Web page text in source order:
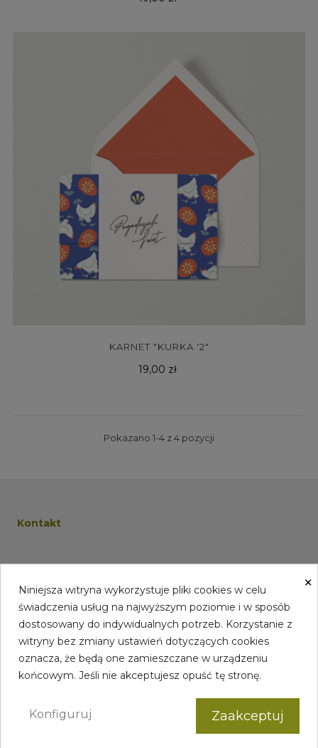
KARNET "KURKA '2"
Cena
19,00 zł
Pokazano 1-4 z 4 pozycji
Kontakt
Informacje
Konto
Copyright © 2021-2022r. PAPEAR. All Rights Reserved
×
Niniejsza witryna wykorzystuje pliki cookies w celu
świadczenia usług na najwyższym poziomie i w sposób
dostosowany do indywidualnych potrzeb. Korzystanie z
witryny bez zmiany ustawień dotyczących cookies
oznacza, że będą one zamieszczane w urządzeniu
końcowym. Jeśli nie akceptujesz opuść tę stronę.
Zaakceptuj
Konfiguruj